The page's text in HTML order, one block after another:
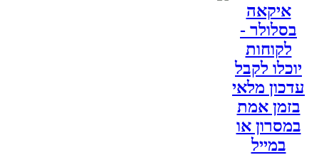
איקאה
בסלולר -
לקוחות
יוכלו לקבל
עדכון מלאי
בזמן אמת
במסרון או
במייל